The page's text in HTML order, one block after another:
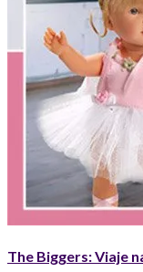
The Biggers: Viaje